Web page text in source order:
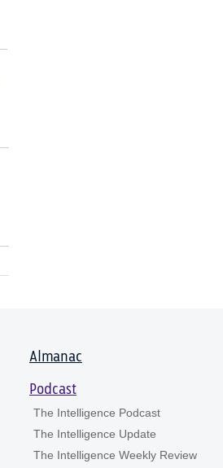
Almanac
Podcast
The Intelligence Podcast
The Intelligence Update
The Intelligence Weekly Review